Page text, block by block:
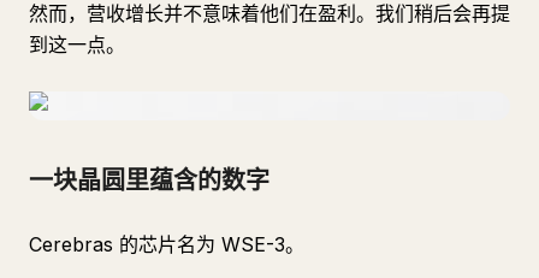
然而，营收增长并不意味着他们在盈利。我们稍后会再提
到这一点。
一块晶圆里蕴含的数字
Cerebras 的芯片名为 WSE-3。